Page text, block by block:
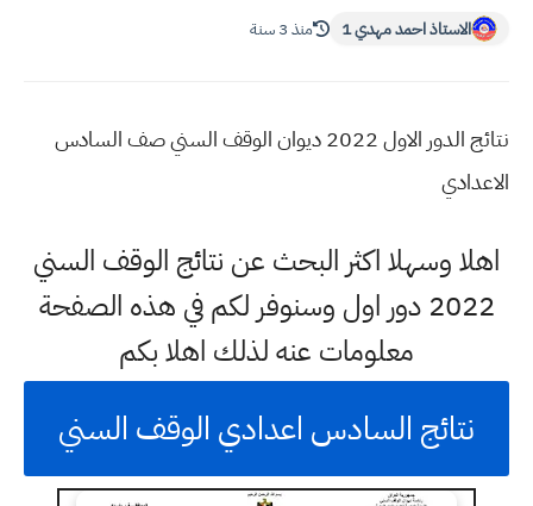
الاستاذ احمد مهدي 1 منذ 3 سنة
نتائج الدور الاول 2022 ديوان الوقف السني صف السادس
الاعدادي
اهلا وسهلا اكثر البحث عن نتائج الوقف السني
2022 دور اول وسنوفر لكم في هذه الصفحة
معلومات عنه لذلك اهلا بكم
نتائج السادس اعدادي الوقف السني